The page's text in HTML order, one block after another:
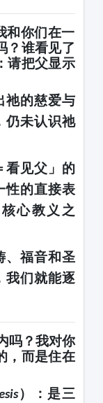
和你们在一
？谁看见了
请把父显示
祂的慈爱与
仍未认识祂
看见父」的
性的直接表
心教义之
、福音和圣
我们就能逐
吗？我对你
，而是住在
）：是三